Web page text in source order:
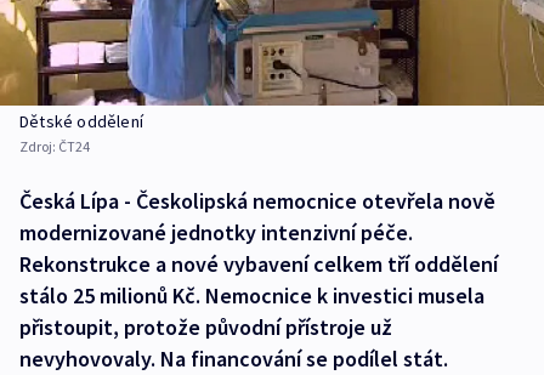
Dětské oddělení
Zdroj: ČT24
Česká Lípa - Českolipská nemocnice otevřela nově
modernizované jednotky intenzivní péče.
Rekonstrukce a nové vybavení celkem tří oddělení
stálo 25 milionů Kč. Nemocnice k investici musela
přistoupit, protože původní přístroje už
nevyhovovaly. Na financování se podílel stát.